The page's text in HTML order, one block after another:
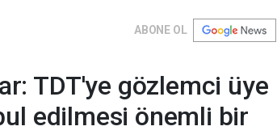
ABONE OL
TDT'ye gözlemci üye
edilmesi önemli bir